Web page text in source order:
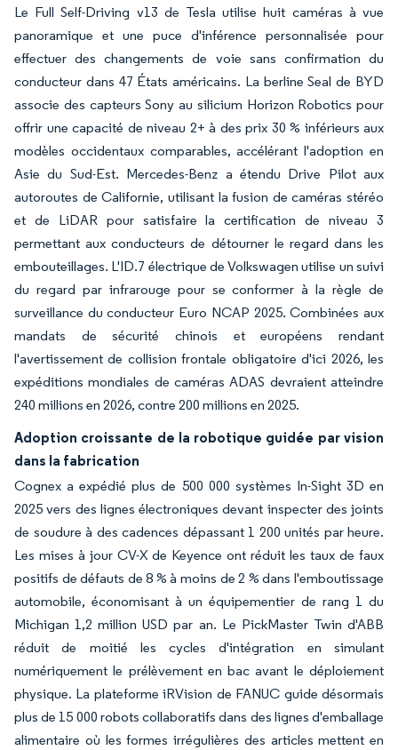
Le Full Self-Driving v13 de Tesla utilise huit caméras à vue
panoramique et une puce d'inférence personnalisée pour
effectuer des changements de voie sans confirmation du
conducteur dans 47 États américains. La berline Seal de BYD
associe des capteurs Sony au silicium Horizon Robotics pour
offrir une capacité de niveau 2+ à des prix 30 % inférieurs aux
modèles occidentaux comparables, accélérant l'adoption en
Asie du Sud-Est. Mercedes-Benz a étendu Drive Pilot aux
autoroutes de Californie, utilisant la fusion de caméras stéréo
et de LiDAR pour satisfaire la certification de niveau 3
permettant aux conducteurs de détourner le regard dans les
embouteillages. L'ID.7 électrique de Volkswagen utilise un suivi
du regard par infrarouge pour se conformer à la règle de
surveillance du conducteur Euro NCAP 2025. Combinées aux
mandats de sécurité chinois et européens rendant
l'avertissement de collision frontale obligatoire d'ici 2026, les
expéditions mondiales de caméras ADAS devraient atteindre
240 millions en 2026, contre 200 millions en 2025.
Adoption croissante de la robotique guidée par vision
dans la fabrication
Cognex a expédié plus de 500 000 systèmes In-Sight 3D en
2025 vers des lignes électroniques devant inspecter des joints
de soudure à des cadences dépassant 1 200 unités par heure.
Les mises à jour CV-X de Keyence ont réduit les taux de faux
positifs de défauts de 8 % à moins de 2 % dans l'emboutissage
automobile, économisant à un équipementier de rang 1 du
Michigan 1,2 million USD par an. Le PickMaster Twin d'ABB
réduit de moitié les cycles d'intégration en simulant
numériquement le prélèvement en bac avant le déploiement
physique. La plateforme iRVision de FANUC guide désormais
plus de 15 000 robots collaboratifs dans des lignes d'emballage
alimentaire où les formes irrégulières des articles mettent en